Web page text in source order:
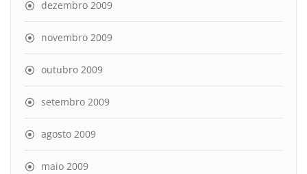
dezembro 2009
novembro 2009
outubro 2009
setembro 2009
agosto 2009
maio 2009